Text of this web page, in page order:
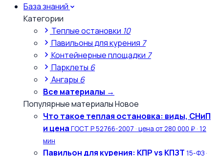
База знаний
Категории
Теплые остановки 10
Павильоны для курения 7
Контейнерные площадки 7
Парклеты 6
Ангары 6
Все материалы →
Популярные материалыНовое
Что такое теплая остановка: виды, СНиП
и цена ГОСТ Р 52766-2007 · цена от 280 000 ₽ · 12
мин
Павильон для курения: КПР vs КПЗТ 15-ФЗ ·